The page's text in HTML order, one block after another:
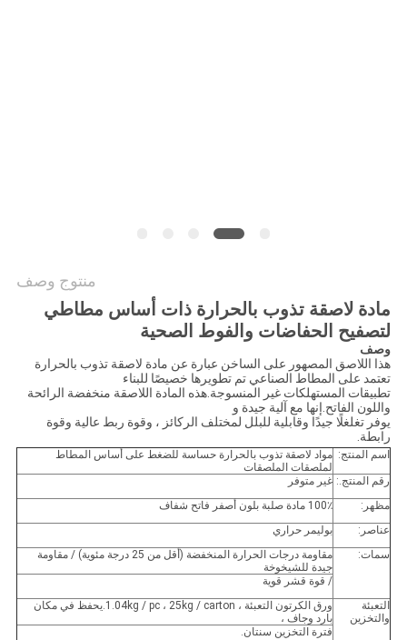
منتوج وصف
مادة لاصقة تذوب بالحرارة ذات أساس مطاطي
لتصفيح الحفاضات والفوط الصحية
وصف
هذا اللاصق المصهور على الساخن عبارة عن مادة لاصقة تذوب بالحرارة
تعتمد على المطاط الصناعي تم تطويرها خصيصًا للبناء
تطبيقات المستهلكات غير المنسوجة.هذه المادة اللاصقة منخفضة الرائحة
واللون الفاتح.إنها مع آلية جيدة و
يوفر تغلغلًا جيدًا وقابلية للبلل لمختلف الركائز ، وقوة ربط عالية وقوة
رابطة.
اسم المنتج: مواد لاصقة تذوب بالحرارة حساسة للضغط على أساس المطاط
لملصقات الملصقات
رقم المنتج.: غير متوفر
مظهر:
100٪ مادة صلبة بلون أصفر فاتح شفاف
عناصر:
بوليمر حراري
سمات:
مقاومة درجات الحرارة المنخفضة (أقل من 25 درجة مئوية) / مقاومة
جيدة للشيخوخة
/ قوة قشر قوية
التعبئة
والتخزين
ورق الكرتون التعبئة ، 1.04kg / pc ، 25kg / carton.يحفظ في مكان
بارد وجاف ،
فترة التخزين سنتان.